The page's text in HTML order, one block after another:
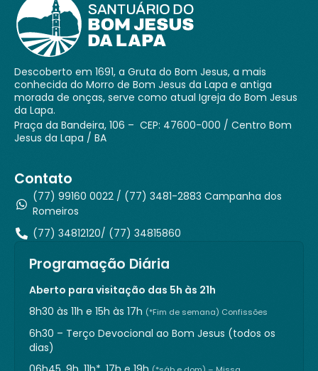
Descoberto em 1691, a Gruta do Bom Jesus, a mais
conhecida do Morro de Bom Jesus da Lapa e antiga
morada de onças, serve como atual Igreja do Bom Jesus
da Lapa.
Praça da Bandeira, 106 – CEP: 47600-000 / Centro Bom
Jesus da Lapa / BA
Contato
(77) 99160 0022 / (77) 3481-2883 Campanha dos
Romeiros
(77) 34812120/ (77) 34815860
Programação Diária
Aberto para visitação das 5h às 21h
8h30 às 11h e 15h às 17h (*Fim de semana) Confissões
6h30 – Terço Devocional ao Bom Jesus (todos os
dias)